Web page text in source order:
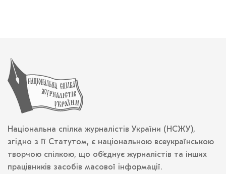
Національна спілка журналістів України (НСЖУ),
згідно з її Статутом, є національною всеукраїнською
творчою спілкою, що об’єднує журналістів та інших
працівників засобів масової інформації.